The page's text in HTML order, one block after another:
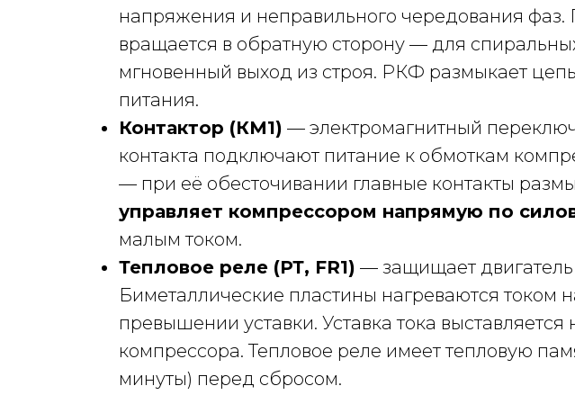
напряжения и неправильного чередования
вращается в обратную сторону — для
мгновенный выход из строя. РКФ размыкает
питания.
Контактор (КМ1) — электромагнитный
контакта подключают питание к обмоткам
— при её обесточивании главные контакты
управляет компрессором напрямую по
малым током.
Тепловое реле (РТ, FR1) — защищает двигатель
Биметаллические пластины нагреваются током
превышении уставки. Уставка тока
компрессора. Тепловое реле имеет тепловую
минуты) перед сбросом.